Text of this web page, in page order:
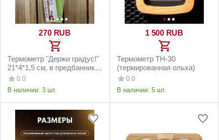
‍270‍ RUB
Термометр "Держи градус!"
21*4*1,5 см, в предбанник
"Банные штучуки"
0.0
В наличии: 3 шт.
1 500 RUB
Термометр ТН-30
(термированная ольха)
0.0
В наличии: 5 шт.